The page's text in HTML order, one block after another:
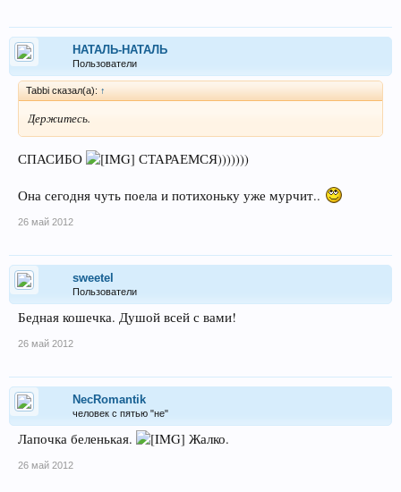
НАТАЛЬ-НАТАЛЬ
Пользователи
Tabbi сказал(а): ↑
Держитесь.
СПАСИБО СТАРАЕМСЯ)))))))
Она сегодня чуть поела и потихоньку уже мурчит..
26 май 2012
sweetel
Пользователи
Бедная кошечка. Душой всей с вами!
26 май 2012
NecRomantik
человек с пятью "не"
Лапочка беленькая. Жалко.
26 май 2012